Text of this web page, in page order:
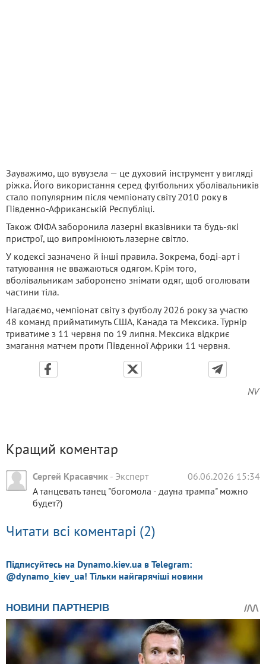
Зауважимо, що вувузела — це духовий інструмент у вигляді
ріжка. Його використання серед футбольних уболівальників
стало популярним після чемпіонату світу 2010 року в
Південно-Африканській Республіці.
Також ФІФА заборонила лазерні вказівники та будь-які
пристрої, що випромінюють лазерне світло.
У кодексі зазначено й інші правила. Зокрема, боді-арт і
татуювання не вважаються одягом. Крім того,
вболівальникам заборонено знімати одяг, щоб оголювати
частини тіла.
Нагадаємо, чемпіонат світу з футболу 2026 року за участю
48 команд прийматимуть США, Канада та Мексика. Турнір
триватиме з 11 червня по 19 липня. Мексика відкриє
змагання матчем проти Південної Африки 11 червня.
NV
Кращий коментар
Сергей Красавчик - Эксперт
06.06.2026 15:34
А танцевать танец "богомола - дауна трампа" можно
будет?)
Читати всі коментарі (2)
Підписуйтесь на Dynamo.kiev.ua в Telegram:
@dynamo_kiev_ua! Тільки найгарячіші новини